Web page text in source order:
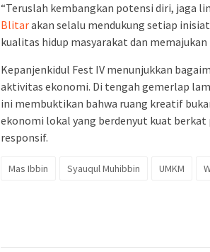
“Teruslah kembangkan potensi diri, jaga
Blitarakan selalu mendukung setiap
kualitas hidup masyarakat dan memajukan
Kepanjenkidul Fest IV menunjukkan
aktivitas ekonomi. Di tengah gemerlap
ini membuktikan bahwa ruang kreatif
ekonomi lokal yang berdenyut kuat
responsif.
Mas Ibbin Syauqul Muhibbin UMKM